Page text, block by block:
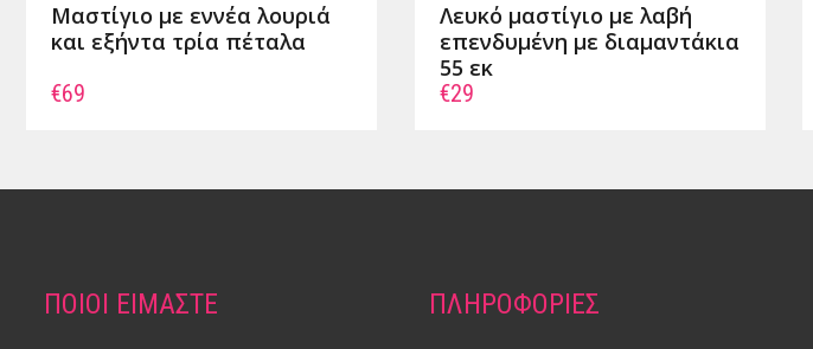
Μαστίγιο με εννέα λουριά
και εξήντα τρία πέταλα
€69
Λευκό μαστίγιο με λαβή
επενδυμένη με διαμαντάκια
55 εκ
€29
ΠΟΙΟΙ ΕΙΜΑΣΤΕ ΠΛΗΡΟΦΟΡIΕΣ